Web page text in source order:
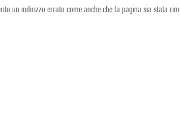
un indirizzo errato come anche che la pagina sia stata